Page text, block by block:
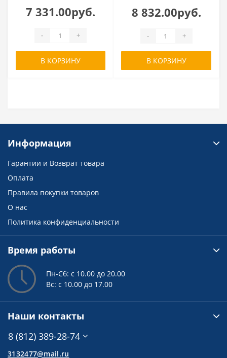
7 331.00руб.
- +
В КОРЗИНУ
8 832.00руб.
- +
В КОРЗИНУ
Информация
Гарантии и Возврат товара
Оплата
Правила покупки товаров
О нас
Политика конфиденциальности
Время работы
Пн-Сб: с 10.00 до 20.00
Вс: с 10.00 до 17.00
Наши контакты
8 (812) 389-28-74
3132477@mail.ru